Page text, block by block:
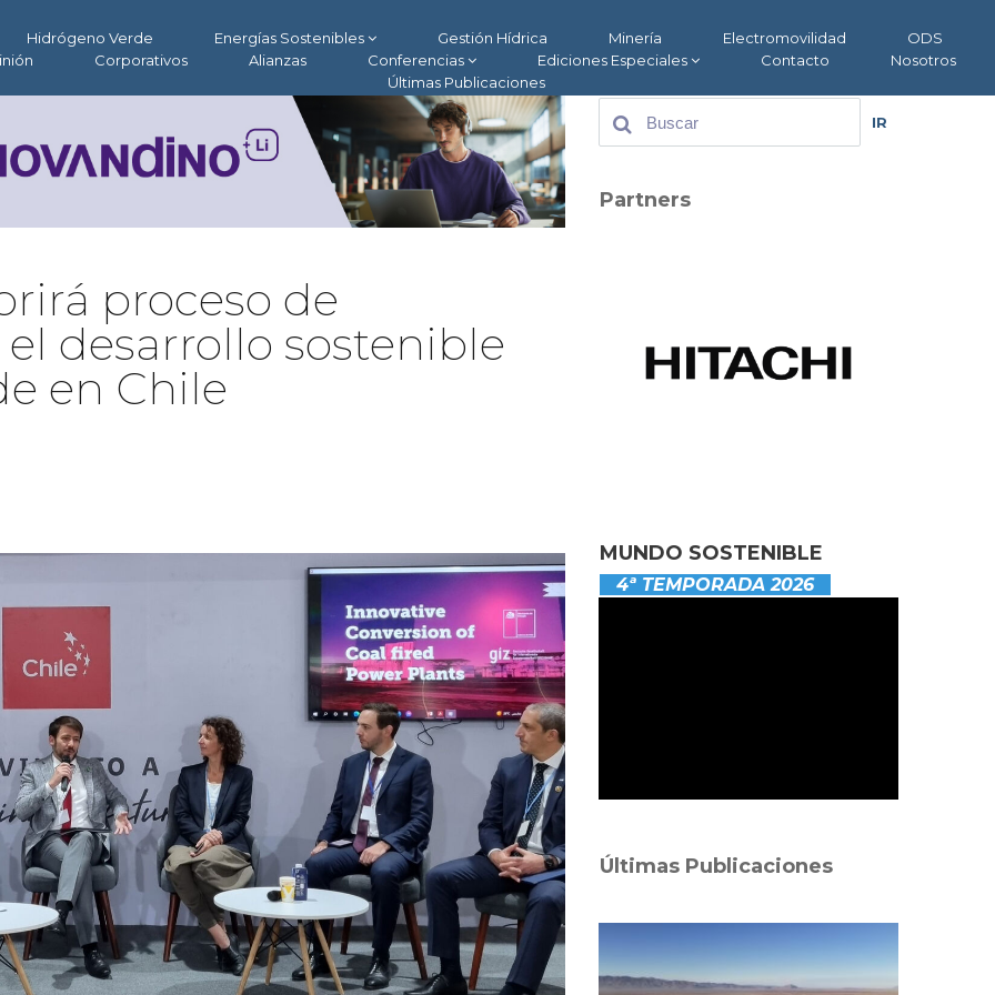
Hidrógeno Verde Energías Sostenibles Gestión Hídrica Minería Electromovilidad
ODS
Corporativos Alianzas Conferencias Ediciones Especiales Contacto
Nosotros
Últimas Publicaciones
proceso de
desarrollo sostenible
en Chile
IR
Partners
MUNDO SOSTENIBLE
4ª TEMPORADA 2026
Últimas Publicaciones